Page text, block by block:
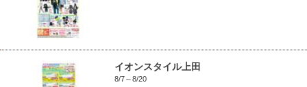
イオンスタイル上田
8/7～8/20